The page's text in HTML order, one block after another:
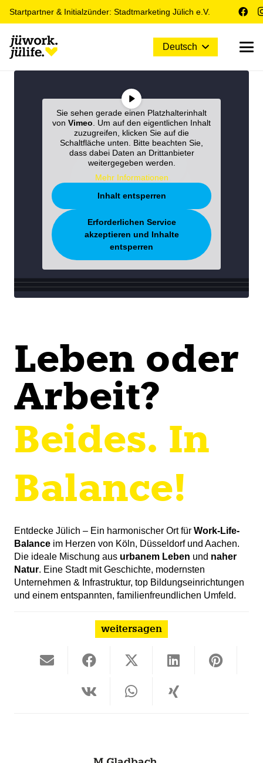
Startpartner & Initialzünder: Stadtmarketing Jülich e.V.
Deutsch
Sie sehen gerade einen Platzhalterinhalt
von Vimeo . Um auf den eigentlichen Inhalt
zuzugreifen, klicken Sie auf die
Schaltfläche unten. Bitte beachten Sie,
dass dabei Daten an Drittanbieter
weitergegeben werden.
Mehr Informationen
Inhalt entsperren
Erforderlichen Service
akzeptieren und Inhalte
entsperren
Leben oder
Arbeit?
Beides. In
Balance!
Entdecke Jülich – Ein harmonischer Ort für Work-Life-
Balance im Herzen von Köln, Düsseldorf und Aachen.
Die ideale Mischung aus urbanem Leben und naher
Natur. Eine Stadt mit Geschichte, modernsten
Unternehmen & Infrastruktur, top Bildungseinrichtungen
und einem entspannten, familienfreundlichen Umfeld.
weitersagen